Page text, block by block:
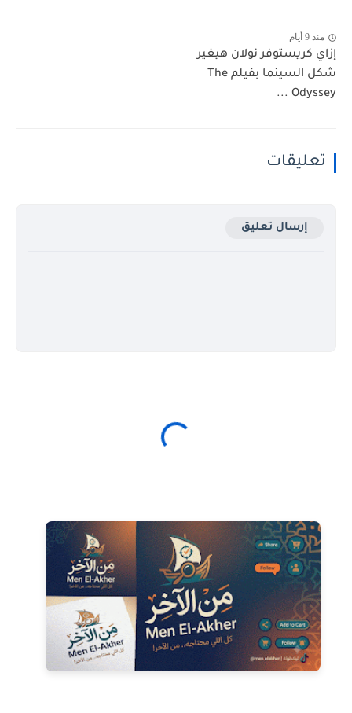
منذ 9 أيام
إزاي كريستوفر نولان هيغير
شكل السينما بفيلم The
Odyssey ...
تعليقات
إرسال تعليق